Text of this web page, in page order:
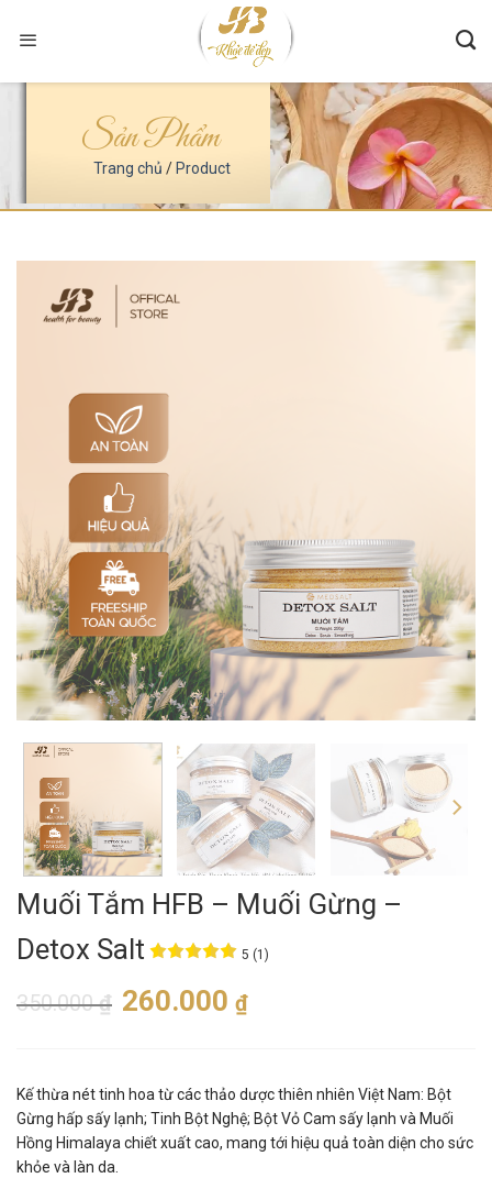
Sản Phẩm
Trang chủ / Product
Muối Tắm HFB – Muối Gừng –
Detox Salt
5 (1)
350.000₫ 260.000 ₫
Kế thừa nét tinh hoa từ các thảo dược thiên nhiên Việt Nam: Bột
Gừng hấp sấy lạnh; Tinh Bột Nghệ; Bột Vỏ Cam sấy lạnh và Muối
Hồng Himalaya chiết xuất cao, mang tới hiệu quả toàn diện cho sức
khỏe và làn da.